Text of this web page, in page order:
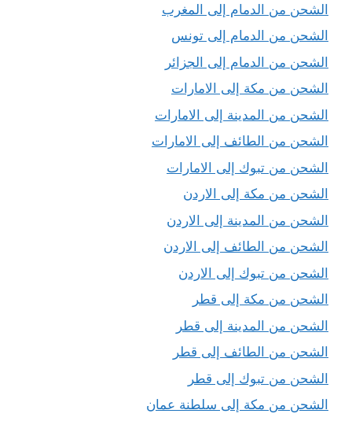
الشحن من الدمام إلى المغرب
الشحن من الدمام إلى تونس
الشحن من الدمام إلى الجزائر
الشحن من مكة إلى الامارات
الشحن من المدينة إلى الامارات
الشحن من الطائف إلى الامارات
الشحن من تبوك إلى الامارات
الشحن من مكة إلى الاردن
الشحن من المدينة إلى الاردن
الشحن من الطائف إلى الاردن
الشحن من تبوك إلى الاردن
الشحن من مكة إلى قطر
الشحن من المدينة إلى قطر
الشحن من الطائف إلى قطر
الشحن من تبوك إلى قطر
الشحن من مكة إلى سلطنة عمان